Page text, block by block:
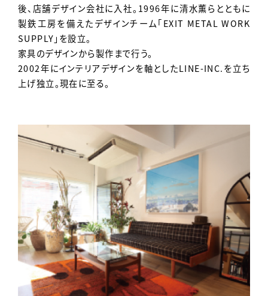
後、店舗デザイン会社に入社。1996年に清水薫らとともに
製鉄工房を備えたデザインチーム「EXIT METAL WORK
SUPPLY」を設立。
家具のデザインから製作まで行う。
2002年にインテリアデザインを軸としたLINE-INC.を立ち
上げ独立。現在に至る。